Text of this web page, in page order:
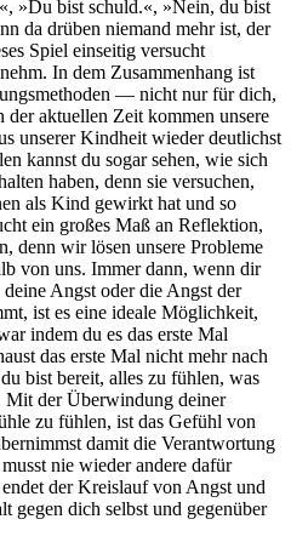
»Du bist schuld.«, »Nein, du bist
da drüben niemand mehr ist, der
Spiel einseitig versucht
In dem Zusammenhang ist
— nicht nur für dich,
der aktuellen Zeit kommen unsere
unserer Kindheit wieder deutlichst
kannst du sogar sehen, wie sich
haben, denn sie versuchen,
als Kind gewirkt hat und so
ein großes Maß an Reflektion,
denn wir lösen unsere Probleme
von uns. Immer dann, wenn dir
Angst oder die Angst der
ist es eine ideale Möglichkeit,
indem du es das erste Mal
das erste Mal nicht mehr nach
bist bereit, alles zu fühlen, was
Mit der Überwindung deiner
zu fühlen, ist das Gefühl von
damit die Verantwortung
nie wieder andere dafür
der Kreislauf von Angst und
gegen dich selbst und gegenüber